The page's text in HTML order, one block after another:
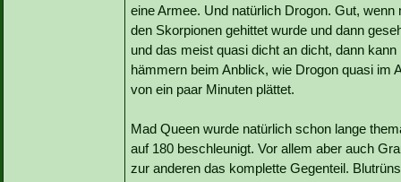
eine Armee. Und natürlich Drogon. Gut,
den Skorpionen gehittet wurde und dann
und das meist quasi dicht an dicht, dann
hämmern beim Anblick, wie Drogon quasi im
von ein paar Minuten plättet.
Mad Queen wurde natürlich schon lange
auf 180 beschleunigt. Vor allem aber auch
zur anderen das komplette Gegenteil.